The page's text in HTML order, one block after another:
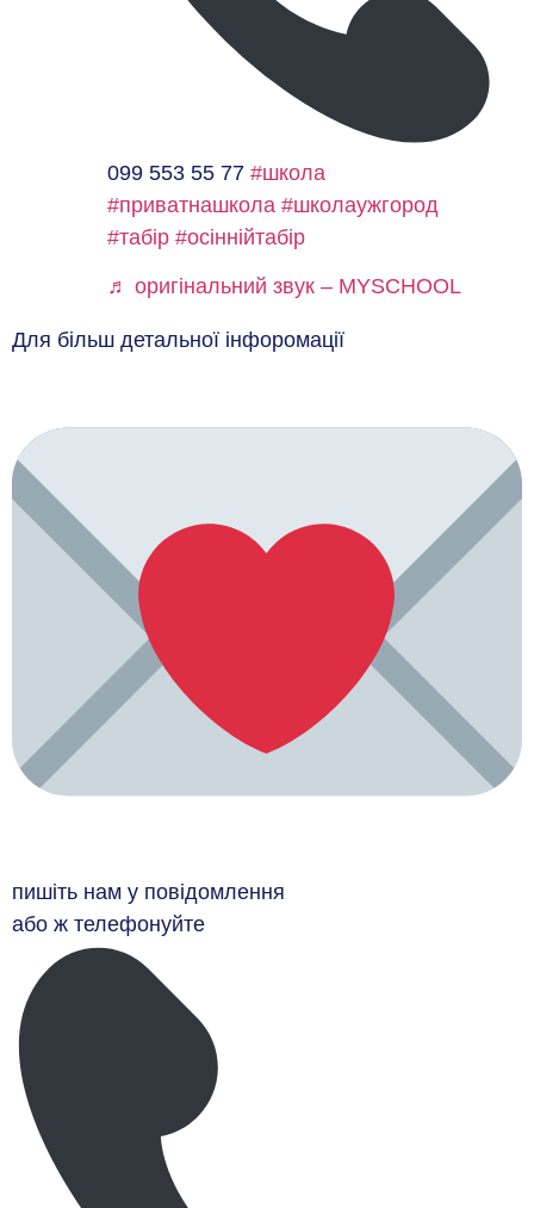
099 553 55 77 #школа
#приватнашкола #школаужгород
#табір #осіннійтабір
♬ оригінальний звук – MYSCHOOL
Для більш детальної інфоромації
пишіть нам у повідомлення
або ж телефонуйте